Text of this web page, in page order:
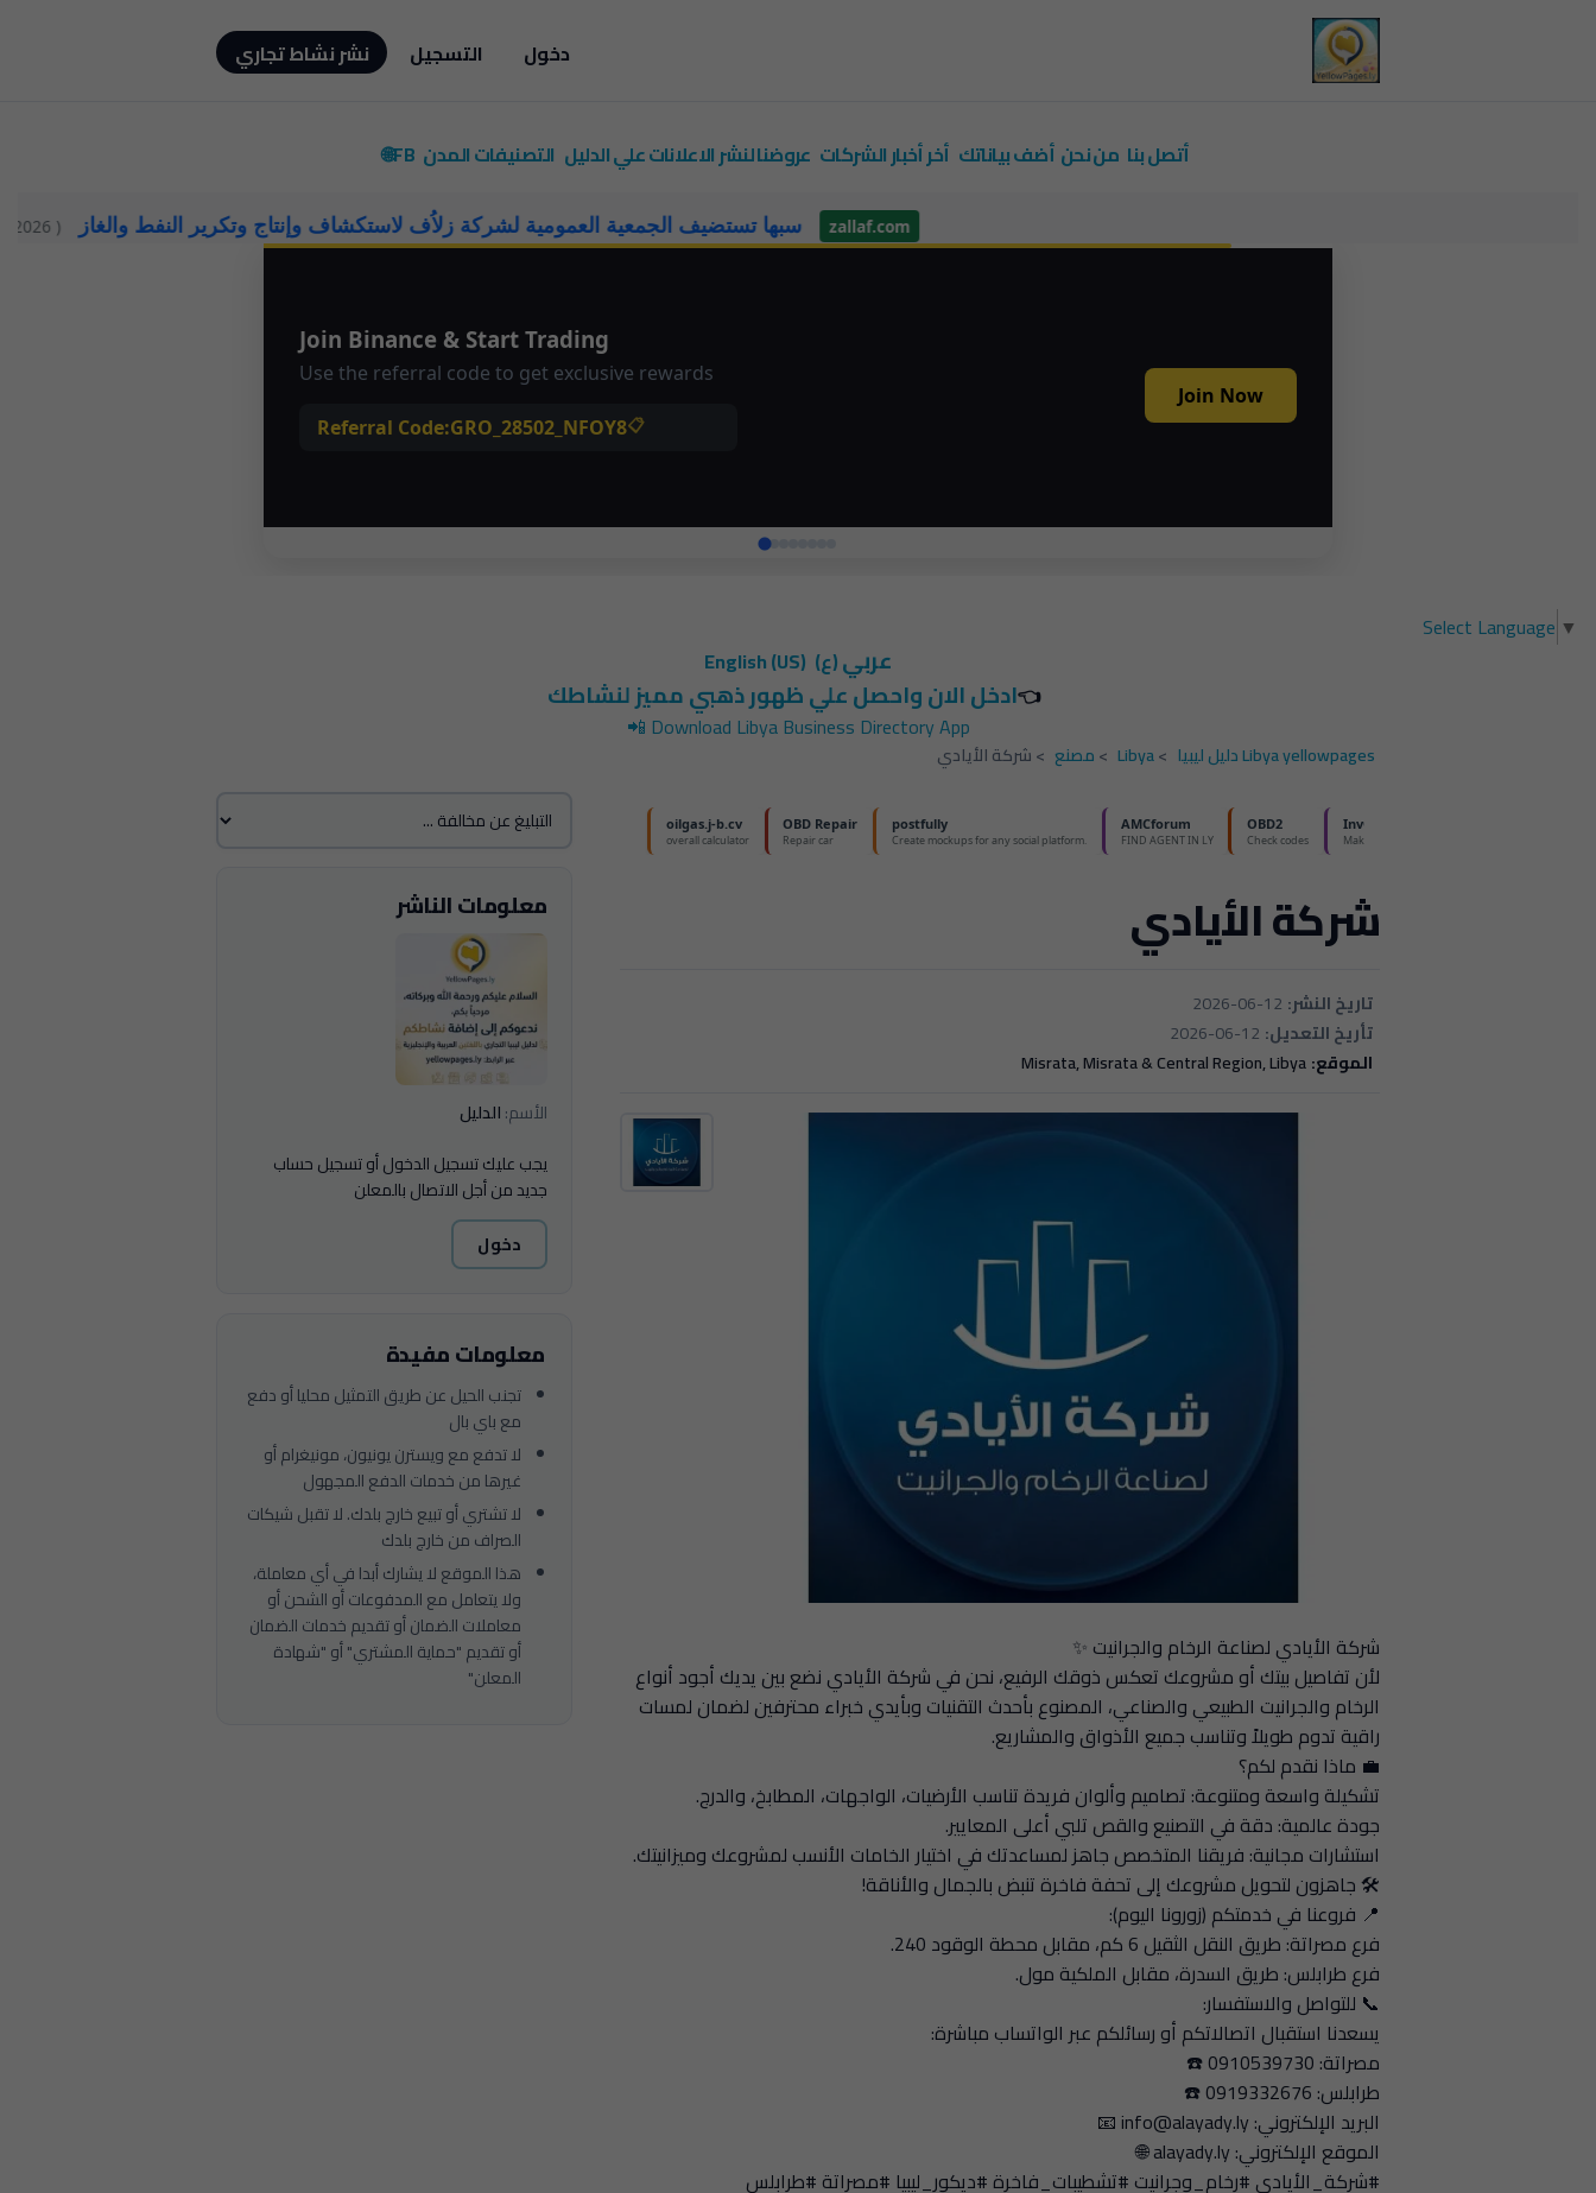
دخول التسجيل نشر نشاط تجاري
أتصل بنا من نحن أضف بياناتك أخر أخبار الشركات عروضنا لنشر الاعلانات علي الدليل التصنيفاتالمدن FB🌐
Select Language ▼
عربي(ع) English (US)
👈ادخل الان واحصل علي ظهور ذهبي مميز لنشاطك
📲 Download Libya Business Directory App
Libya yellowpages دليل ليبيا >
Libya
>مصنع >شركة الأيادي
شركة الأيادي
تاريخ النشر: 2026-06-12
تأريخ التعديل: 2026-06-12
الموقع:Misrata, Misrata & Central Region, Libya
شركة الأيادي لصناعة الرخام والجرانيت ✨
لأن تفاصيل بيتك أو مشروعك تعكس ذوقك الرفيع، نحن في شركة الأيادي نضع بين يديك أجود أنواع
الرخام والجرانيت الطبيعي والصناعي، المصنوع بأحدث التقنيات وبأيدي خبراء محترفين لضمان لمسات
راقية تدوم طويلاً وتناسب جميع الأذواق والمشاريع.
💼 ماذا نقدم لكم؟
تشكيلة واسعة ومتنوعة: تصاميم وألوان فريدة تناسب الأرضيات، الواجهات، المطابخ، والدرج.
جودة عالمية: دقة في التصنيع والقص تلبي أعلى المعايير.
استشارات مجانية: فريقنا المتخصص جاهز لمساعدتك في اختيار الخامات الأنسب لمشروعك وميزانيتك.
🛠️ جاهزون لتحويل مشروعك إلى تحفة فاخرة تنبض بالجمال والأناقة!
📍 فروعنا في خدمتكم (زورونا اليوم):
فرع مصراتة: طريق النقل الثقيل 6 كم، مقابل محطة الوقود 240.
فرع طرابلس: طريق السدرة، مقابل الملكية مول.
📞 للتواصل والاستفسار:
يسعدنا استقبال اتصالاتكم أو رسائلكم عبر الواتساب مباشرة:
مصراتة: 0910539730 ☎️
طرابلس: 0919332676 ☎️
البريد الإلكتروني: info@alayady.ly 📧
الموقع الإلكتروني: alayady.ly 🌐
#شركة_الأيادي #رخام_وجرانيت #تشطيبات_فاخرة #ديكور_ليبيا #مصراتة #طرابلس
معلومات الناشر
الأسم:الدليل
يجب عليك تسجيل الدخول أو تسجيل حساب
جديد من أجل الاتصال بالمعلن
دخول
معلومات مفيدة
تجنب الحيل عن طريق التمثيل محليا أو دفع
مع باي بال
لا تدفع مع ويسترن يونيون، مونيغرام أو
غيرها من خدمات الدفع المجهول
لا تشتري أو تبيع خارج بلدك. لا تقبل شيكات
الصراف من خارج بلدك
هذا الموقع لا يشارك أبدا في أي معاملة،
ولا يتعامل مع المدفوعات أو الشحن أو
معاملات الضمان أو تقديم خدمات الضمان
أو تقديم "حماية المشتري" أو "شهادة
المعلن"